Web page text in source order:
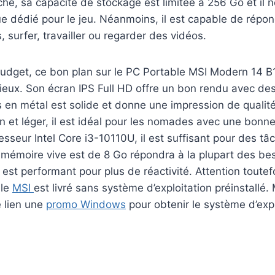
sa capacité de stockage est limitée à 256 Go et il
dédié pour le jeu. Néanmoins, il est capable de
surfer, travailler ou regarder des vidéos.
ce bon plan sur le PC Portable MSI Modern 14
Son écran IPS Full HD offre un bon rendu avec
en métal est solide et donne une impression de qualité
et léger, il est idéal pour les nomades avec une
Intel Core i3-10110U, il est suffisant pour des
vive est de 8 Go répondra à la plupart des
performant pour plus de réactivité. Attention
MSI est livré sans système d’exploitation préinstallé.
lien une promo Windows pour obtenir le système